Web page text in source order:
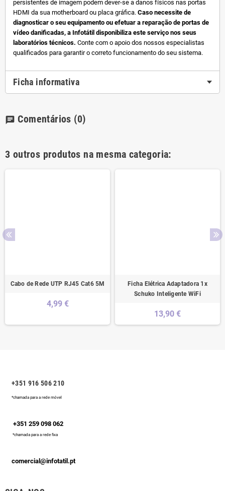
persistentes de imagem podem dever-se a danos físicos nas portas
HDMI da sua motherboard ou placa gráfica. Caso necessite de
diagnosticar o seu equipamento ou efetuar a reparação de portas de
vídeo danificadas, a Infotátil disponibiliza este serviço nos seus
laboratórios técnicos. Conte com o apoio dos nossos especialistas
qualificados para garantir o correto funcionamento do seu sistema.
Ficha informativa
chat Comentários (0)
3 outros produtos na mesma categoria:
Cabo de Rede UTP RJ45 Cat6 5M
4,99 €
Ficha Elétrica Adaptadora 1x
Schuko Inteligente WiFi
13,90 €
+351 916 506 210
*chamada para a rede móvel
+351 259 098 062
*chamada para a rede fixa
comercial@infotatil.pt